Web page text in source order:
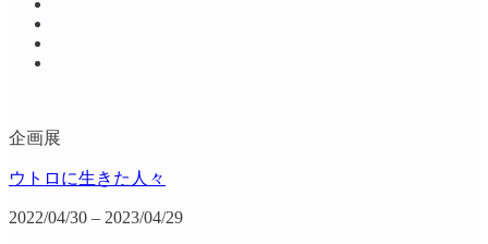
企画展
ウトロに生きた人々
2022/04/30 – 2023/04/29